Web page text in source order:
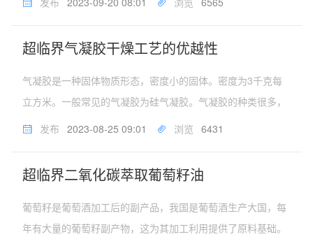
超临界流体的应用已不仅在...
超临界气凝胶干燥工艺的优越性
气凝胶是一种固体物质形态，密度小的固体。密度为3千克每
立方米。一般常见的气凝胶为硅气凝胶。气凝胶的种类很多，
有硅系，碳系，硫系，金属氧化物系，金属系等等。气凝胶的
过程中，通过控制溶液的水...
发布 2023-08-25 09:01 浏览 6431
超临界二氧化碳萃取葡萄籽油
葡萄籽是葡萄酒加工后的副产品，我国是葡萄酒生产大国，每
年有大量的葡萄籽副产物，这为其加工利用提供了原料基础。